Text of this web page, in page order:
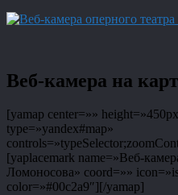
Веб-камера на
[yamap center=»»
type=»yandex#map»
[yaplacemark name=»Веб-
Ломоносова» coord=»»
color=»#00c2a9″][/yamap]